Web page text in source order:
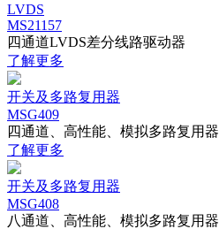
LVDS
MS21157
四通道LVDS差分线路驱动器
了解更多
开关及多路复用器
MSG409
四通道、高性能、模拟多路复用器
了解更多
开关及多路复用器
MSG408
八通道、高性能、模拟多路复用器